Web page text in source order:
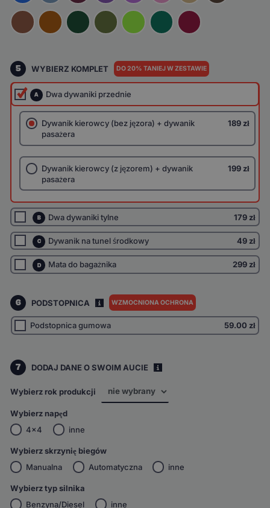
5 WYBIERZ KOMPLET DO 20% TANIEJ W ZESTAWIE
A Dwa dywaniki przednie
Dywanik kierowcy (bez jęzora) + dywanik
pasażera
189 zł
Dywanik kierowcy (z jęzorem) + dywanik
pasażera
199 zł
B Dwa dywaniki tylne 179 zł
C Dywanik na tunel środkowy 49 zł
D Mata do bagażnika 299 zł
6 PODSTOPNICA WZMOCNIONA OCHRONA
Podstopnica gumowa 59.00 zł
7 DODAJ DANE O SWOIM AUCIE
Wybierz rok produkcji
Wybierz napęd
4x4
inne
Wybierz skrzynię biegów
Manualna
Automatyczna inne
Wybierz typ silnika
Benzyna/Diesel
inne